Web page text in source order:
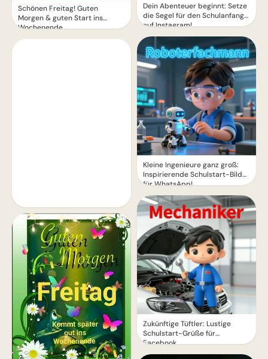
Schönen Freitag! Guten
Morgen & guten Start ins
Wochenende
Dein Abenteuer beginnt: Setze
die Segel für den Schulanfang
auf Instagram!
Kleine Ingenieure ganz groß:
Inspirierende Schulstart-Bilder
für WhatsApp!
Zukünftige Tüftler: Lustige
Schulstart-Grüße für
Facebook